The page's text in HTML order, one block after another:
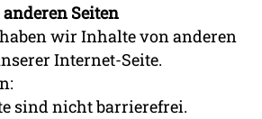
Seiten
wir Inhalte von anderen
Internet-Seite.
sind nicht barrierefrei.